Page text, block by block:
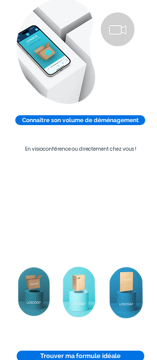
Connaître son volume de déménagement
En visioconférence ou directement chez vous !
Trouver ma formule idéale